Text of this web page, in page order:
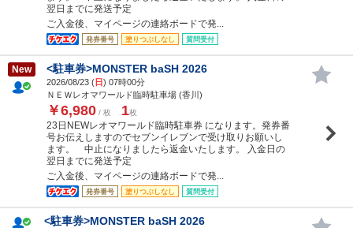
翌日までに発送予定
ご入金後、マイページの連絡ボードで発...
発券番号 塗りつぶしなし 質問受付
New <駐車券>MONSTER baSH 2026
2026/08/23 (日) 07時00分
ＮＥＷレオマワールド臨時駐車場 (香川)
￥6,980 / 枚 1枚
23日NEWレオマワールド臨時駐車券 になります。発券番
号お伝えしますのでセブンイレブンで受け取りお願いし
ます。 中止になりましたら返金いたします。 入金日の
翌日までに発送予定
ご入金後、マイページの連絡ボードで発...
発券番号 塗りつぶしなし 質問受付
<駐車券>MONSTER baSH 2026